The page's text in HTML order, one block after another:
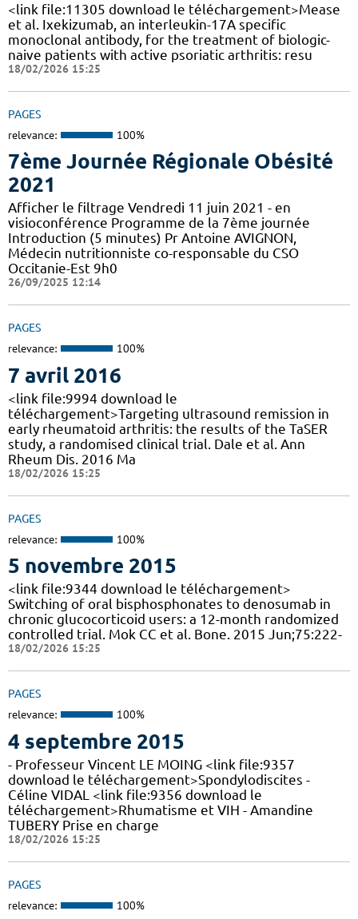
<link file:11305 download le téléchargement>Mease
et al. Ixekizumab, an interleukin-17A specific
monoclonal antibody, for the treatment of biologic-
naive patients with active psoriatic arthritis: resu
18/02/2026 15:25
PAGES
relevance: 100%
7ème Journée Régionale Obésité
2021
Afficher le filtrage Vendredi 11 juin 2021 - en
visioconférence Programme de la 7ème journée
Introduction (5 minutes) Pr Antoine AVIGNON,
Médecin nutritionniste co-responsable du CSO
Occitanie-Est 9h0
26/09/2025 12:14
PAGES
relevance: 100%
7 avril 2016
<link file:9994 download le
téléchargement>Targeting ultrasound remission in
early rheumatoid arthritis: the results of the TaSER
study, a randomised clinical trial. Dale et al. Ann
Rheum Dis. 2016 Ma
18/02/2026 15:25
PAGES
relevance: 100%
5 novembre 2015
<link file:9344 download le téléchargement>
Switching of oral bisphosphonates to denosumab in
chronic glucocorticoid users: a 12-month randomized
controlled trial. Mok CC et al. Bone. 2015 Jun;75:222-
18/02/2026 15:25
PAGES
relevance: 100%
4 septembre 2015
- Professeur Vincent LE MOING <link file:9357
download le téléchargement>Spondylodiscites -
Céline VIDAL <link file:9356 download le
téléchargement>Rhumatisme et VIH - Amandine
TUBERY Prise en charge
18/02/2026 15:25
PAGES
relevance: 100%